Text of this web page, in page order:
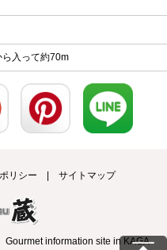
ら入って約70m
リシー サイトマップ
information site in KAGA